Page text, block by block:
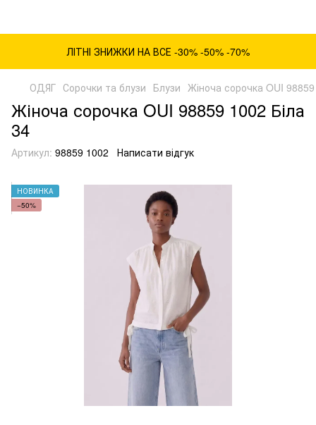
ЛІТНІ ЗНИЖКИ НА ВСЕ -30% -50% -70%
ОДЯГ Сорочки та блузи Блузи Жіноча сорочка OUI
Жіноча сорочка OUI 98859 1002 Біла
34
Артикул: 98859 1002 Написати відгук
НОВИНКА
−50%